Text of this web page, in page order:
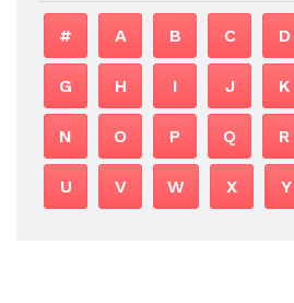
# A B C D
G H I J K
N O P Q R
U V W X Y